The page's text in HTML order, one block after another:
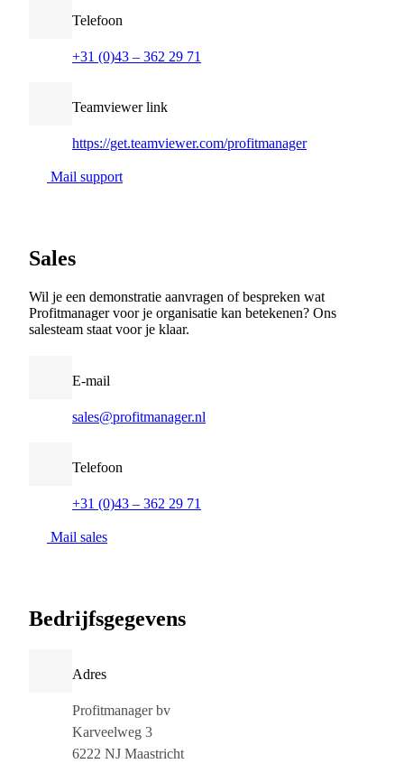
Telefoon
+31 (0)43 – 362 29 71
Teamviewer link
https://get.teamviewer.com/profitmanager
Mail support
Sales
Wil je een demonstratie aanvragen of bespreken wat
Profitmanager voor je organisatie kan betekenen? Ons
salesteam staat voor je klaar.
E-mail
sales@profitmanager.nl
Telefoon
+31 (0)43 – 362 29 71
Mail sales
Bedrijfsgegevens
Adres
Profitmanager bv
Karveelweg 3
6222 NJ Maastricht